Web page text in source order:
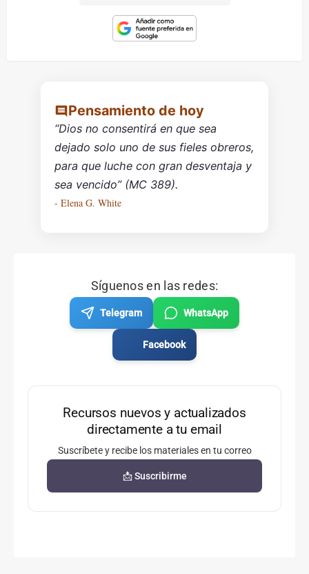
Pensamiento de hoy
“Dios no consentirá en que sea
dejado solo uno de sus fieles obreros,
para que luche con gran desventaja y
sea vencido” (MC 389).
- Elena G. White
Síguenos en las redes:
Telegram WhatsApp
Facebook
Recursos nuevos y actualizados
directamente a tu email
Suscríbete y recibe los materiales en tu correo
📩 Suscribirme